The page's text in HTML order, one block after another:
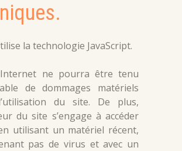
la technologie JavaScript.
ne pourra être tenu
de dommages matériels
du site. De plus,
du site s’engage à accéder
utilisant un matériel récent,
pas de virus et avec un